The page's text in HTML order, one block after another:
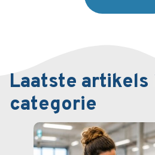
Laatste
categorie